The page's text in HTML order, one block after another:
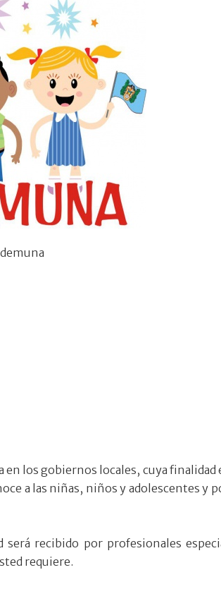
los gobiernos locales, cuya finalidad
a las niñas, niños y adolescentes y
será recibido por profesionales
requiere.